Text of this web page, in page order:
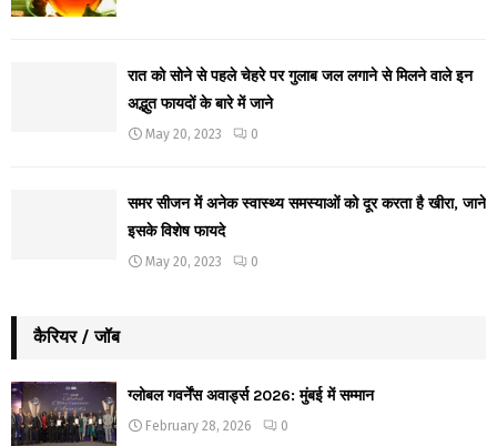
रात को सोने से पहले चेहरे पर गुलाब जल लगाने से मिलने वाले इन
अद्भुत फायदों के बारे में जाने
May 20, 2023 0
समर सीजन में अनेक स्वास्थ्य समस्याओं को दूर करता है खीरा, जाने
इसके विशेष फायदे
May 20, 2023 0
कैरियर / जॉब
ग्लोबल गवर्नेंस अवार्ड्स 2026: मुंबई में सम्मान
February 28, 2026 0